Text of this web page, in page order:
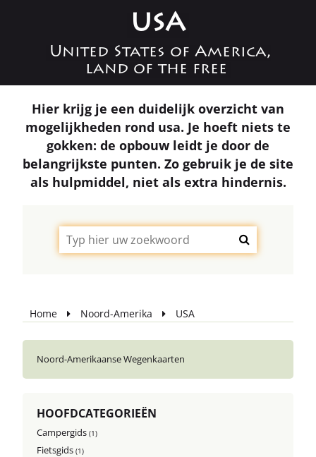
USA
United States of America,
land of the free
Hier krijg je een duidelijk overzicht van
mogelijkheden rond usa. Je hoeft niets te
gokken: de opbouw leidt je door de
belangrijkste punten. Zo gebruik je de site
als hulpmiddel, niet als extra hindernis.
Home Noord-Amerika USA
Noord-Amerikaanse Wegenkaarten
HOOFDCATEGORIEËN
Campergids(1)
Fietsgids(1)